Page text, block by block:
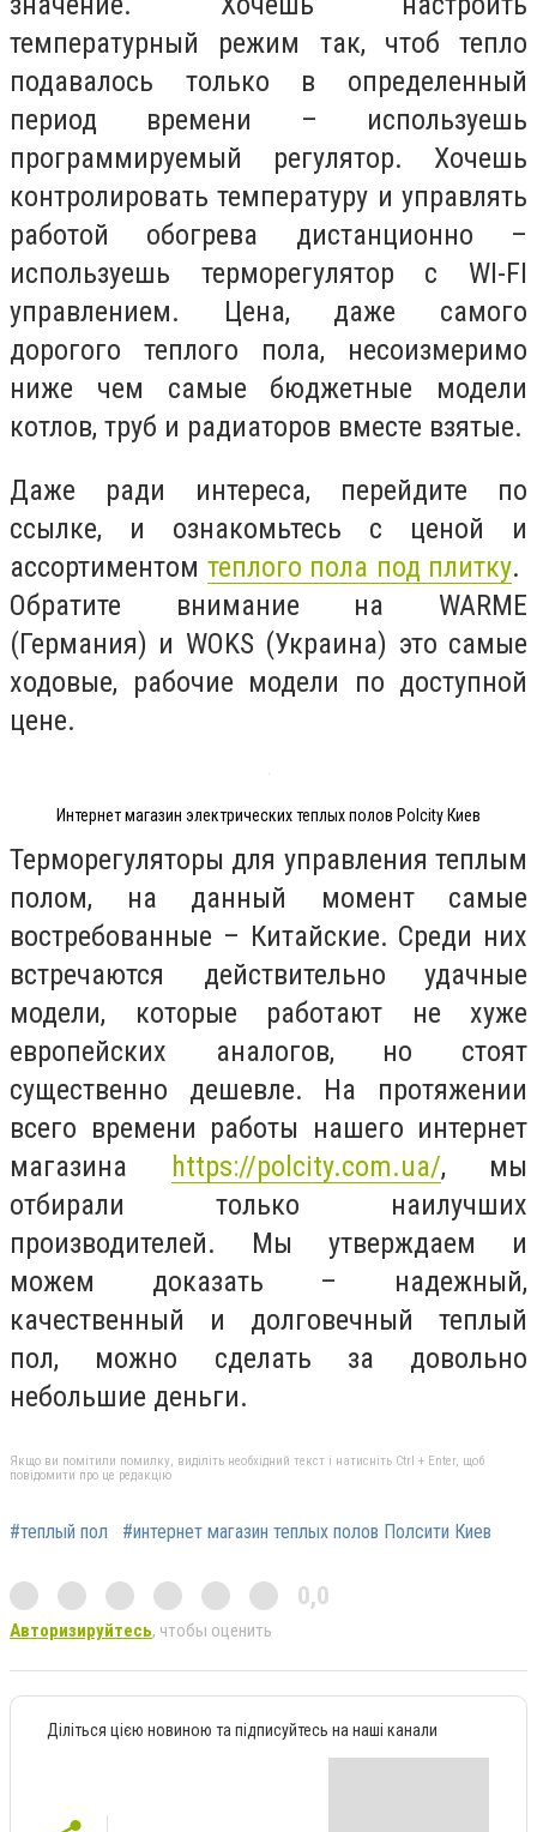
температурный режим так, чтоб тепло
подавалось только в определенный
период времени – используешь
программируемый регулятор. Хочешь
контролировать температуру и управлять
работой обогрева дистанционно –
используешь терморегулятор с WI-FI
управлением. Цена, даже самого
дорогого теплого пола, несоизмеримо
ниже чем самые бюджетные модели
котлов, труб и радиаторов вместе взятые.
Даже ради интереса, перейдите по
ссылке, и ознакомьтесь с ценой и
ассортиментом теплого пола под плитку.
Обратите внимание на WARME
(Германия) и WOKS (Украина) это самые
ходовые, рабочие модели по доступной
цене.
Интернет магазин электрических теплых полов Polcity Киев
Терморегуляторы для управления теплым
полом, на данный момент самые
востребованные – Китайские. Среди них
встречаются действительно удачные
модели, которые работают не хуже
европейских аналогов, но стоят
существенно дешевле. На протяжении
всего времени работы нашего интернет
магазина
https://polcity.com.ua/, мы
отбирали только наилучших
производителей. Мы утверждаем и
можем доказать – надежный,
качественный и долговечный теплый
пол, можно сделать за довольно
небольшие деньги.
Якщо ви помітили помилку, виділіть необхідний текст і натисніть Ctrl + Enter, щоб
повідомити про це редакцію
#теплый пол #интернет магазин теплых полов Полсити Киев
0,0
Авторизируйтесь, чтобы оценить
Діліться цією новиною та підписуйтесь на наші канали